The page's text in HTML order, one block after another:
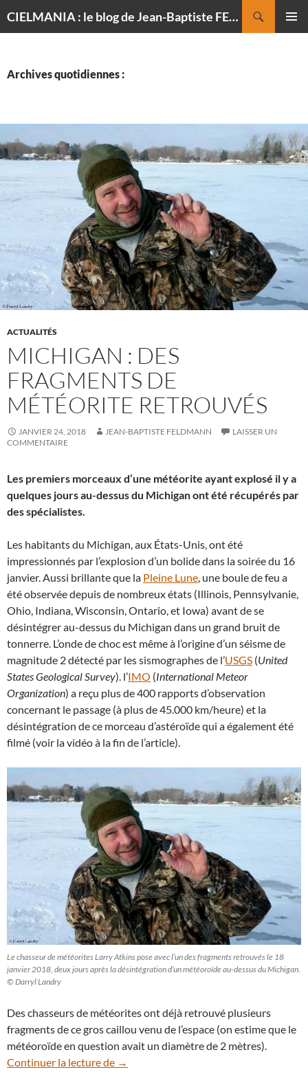
CIELMANIA : le blog de Jean-Baptiste FELDMANN, photographe du ciel
Archives quotidiennes :
ACTUALITÉS
MICHIGAN : DES
FRAGMENTS DE
MÉTÉORITE RETROUVÉS
JANVIER 24, 2018 JEAN-BAPTISTE FELDMANN
LAISSER UN
COMMENTAIRE
Les premiers morceaux d’une météorite ayant explosé il y a
quelques jours au-dessus du Michigan ont été récupérés par
des spécialistes.
Les habitants du Michigan, aux États-Unis, ont été
impressionnés par l’explosion d’un bolide dans la soirée du 16
janvier. Aussi brillante que la Pleine Lune , une boule de feu a
été observée depuis de nombreux états (Illinois, Pennsylvanie,
Ohio, Indiana, Wisconsin, Ontario, et Iowa) avant de se
désintégrer au-dessus du Michigan dans un grand bruit de
tonnerre. L’onde de choc est même à l’origine d’un séisme de
magnitude 2 détecté par les sismographes de l’USGS (United
States Geological Survey). l’IMO (International Meteor
Organization) a reçu plus de 400 rapports d’observation
concernant le passage (à plus de 45.000 km/heure) et la
désintégration de ce morceau d’astéroïde qui a également été
filmé (voir la vidéo à la fin de l’article).
Le chasseur de météorites Larry Atkins pose avec l’un des fragments retrouvés le 18
janvier 2018, deux jours après la désintégration d’un météoroïde au-dessus du Michigan.
© Darryl Landry
Des chasseurs de météorites ont déjà retrouvé plusieurs
fragments de ce gros caillou venu de l’espace (on estime que le
météoroïde en question avait un diamètre de 2 mètres).
Continuer la lecture de Michigan : des fragments de météorite
→